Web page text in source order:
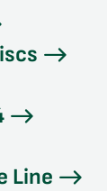
Line